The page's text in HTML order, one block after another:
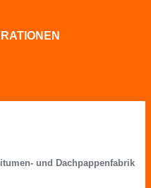
und Dachpappenfabrik